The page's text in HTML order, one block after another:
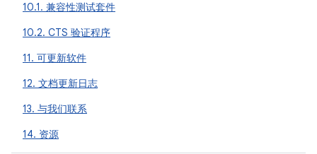
10.1. 兼容性测试套件
10.2. CTS 验证程序
11. 可更新软件
12. 文档更新日志
13. 与我们联系
14. 资源